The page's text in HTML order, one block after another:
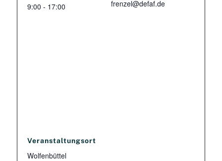
9:00 - 17:00
frenzel@defaf.de
Veranstaltungsort
Wolfenbüttel